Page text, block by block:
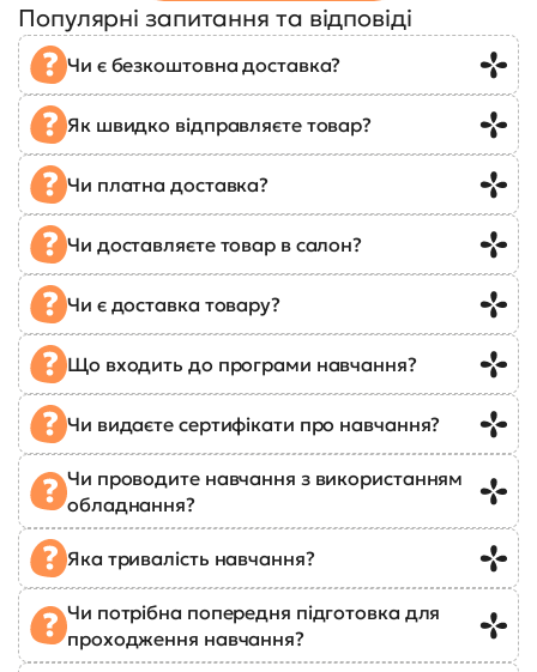
Популярні запитання та відповіді
Чи є безкоштовна доставка?
Як швидко відправляєте товар?
Чи платна доставка?
Чи доставляєте товар в салон?
Чи є доставка товару?
Що входить до програми навчання?
Чи видаєте сертифікати про навчання?
Чи проводите навчання з використанням
обладнання?
Яка тривалість навчання?
Чи потрібна попередня підготовка для
проходження навчання?